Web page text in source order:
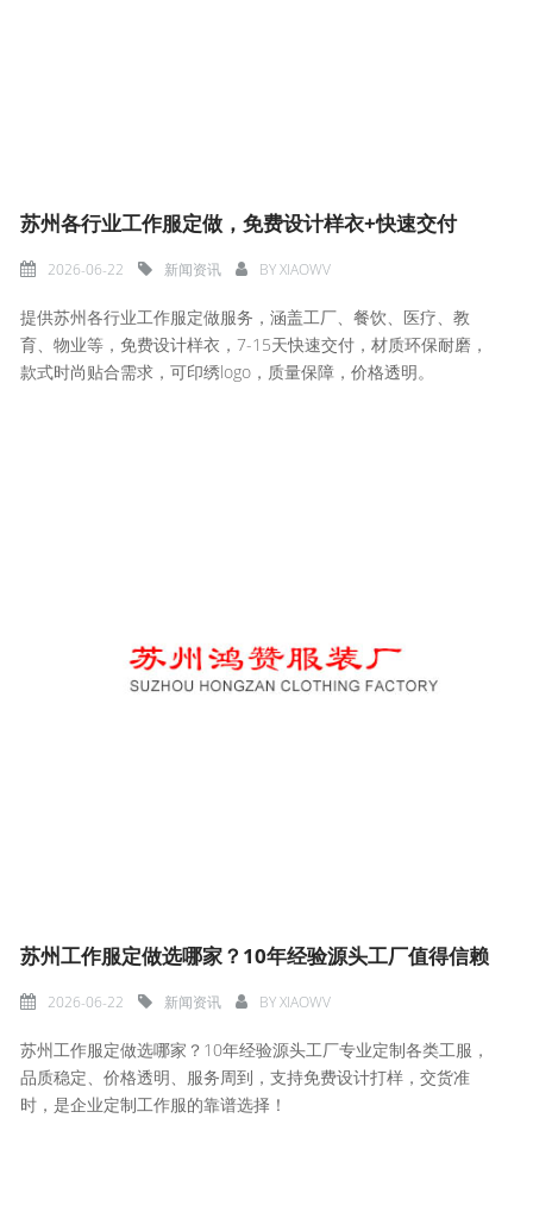
苏州各行业工作服定做，免费设计样衣+快速交付
2026-06-22 新闻资讯 BYXIAOWV
提供苏州各行业工作服定做服务，涵盖工厂、餐饮、医疗、教
育、物业等，免费设计样衣，7-15天快速交付，材质环保耐磨，
款式时尚贴合需求，可印绣logo，质量保障，价格透明。
苏州工作服定做选哪家？10年经验源头工厂值得信赖
2026-06-22 新闻资讯 BYXIAOWV
苏州工作服定做选哪家？10年经验源头工厂专业定制各类工服，
品质稳定、价格透明、服务周到，支持免费设计打样，交货准
时，是企业定制工作服的靠谱选择！